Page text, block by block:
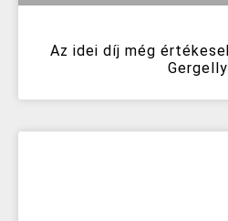
Az idei díj még